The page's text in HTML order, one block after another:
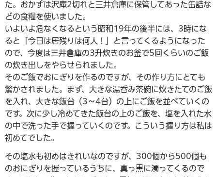
た。おかずは沢庵2切れと三井倉庫に保管してあった缶詰な
どの食糧を使いました。
いよいよ危なくなるという昭和19年の後半には、3時にな
ると「今日は居残りは何人！」と言ってくるようになった
ので、今度は三井倉庫の3升炊きのお釜で5回くらいのご飯
の炊き出しをやらせられました。
そのご飯でおにぎりを作るのですが、その作り方にとても
驚かされました。まず、大きな湯呑み茶碗に炊きたてのご飯
を入れ、大きな飯台（3～4台）の上にご飯を並べていくの
です。次に少し冷めてきた飯台の上のご飯を、塩を入れた水
の中で洗った手で握っていくのです。こういう握り方は私は
初めてでした。
その塩水も初めはきれいなのですが、300個から500個も
のおにぎりを握っているうちに、真っ黒に濁ってくるので